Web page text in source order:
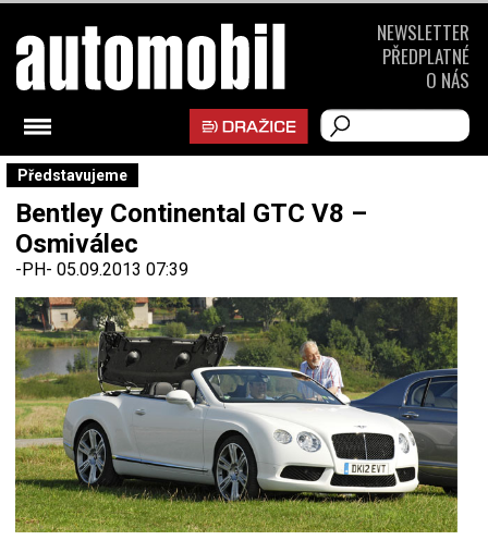
Představujeme
Bentley Continental GTC V8 –
Osmiválec
-PH- 05.09.2013 07:39
NEWSLETTER
PŘEDPLATNÉ
O NÁS